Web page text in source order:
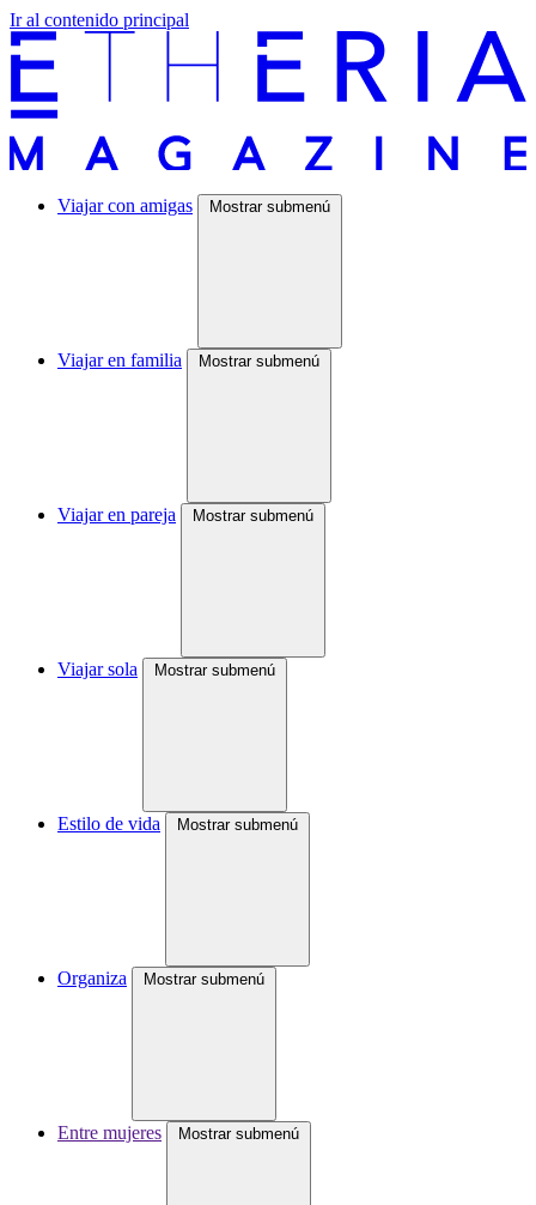
Ir al contenido principal
Viajar con amigas Mostrar submenú
Viajar en familia Mostrar submenú
Viajar en pareja Mostrar submenú
Viajar sola Mostrar submenú
Estilo de vida Mostrar submenú
Organiza Mostrar submenú
Entre mujeres Mostrar submenú